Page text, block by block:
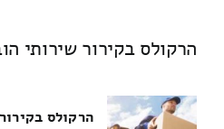
הרקולס בקירור שירותי
הרקולס